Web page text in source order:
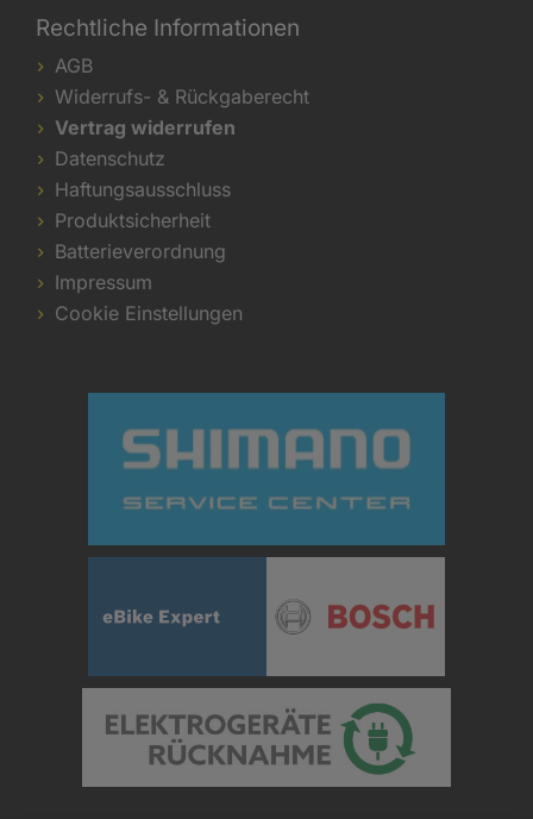
Rechtliche Informationen
AGB
Widerrufs- & Rückgaberecht
Vertrag widerrufen
Datenschutz
Haftungsausschluss
Produktsicherheit
Batterieverordnung
Impressum
Cookie Einstellungen